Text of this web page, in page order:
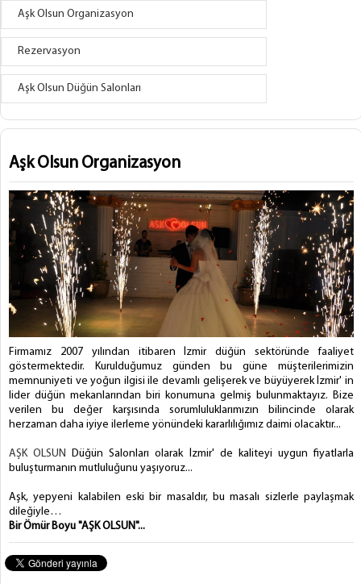
Aşk Olsun Organizasyon
Rezervasyon
Aşk Olsun Düğün Salonları
Aşk Olsun Organizasyon
Firmamız 2007 yılından itibaren İzmir düğün sektöründe faaliyet
göstermektedir. Kurulduğumuz günden bu güne müşterilerimizin
memnuniyeti ve yoğun ilgisi ile devamlı gelişerek ve büyüyerek İzmir' in
lider düğün mekanlarından biri konumuna gelmiş bulunmaktayız. Bize
verilen bu değer karşısında sorumluluklarımızın bilincinde olarak
herzaman daha iyiye ilerleme yönündeki kararlılığımız daimi olacaktır...
AŞK OLSUN Düğün Salonları olarak İzmir' de kaliteyi uygun fiyatlarla
buluşturmanın mutluluğunu yaşıyoruz...
Aşk, yepyeni kalabilen eski bir masaldır, bu masalı sizlerle paylaşmak
dileğiyle…
Bir Ömür Boyu "AŞK OLSUN"...